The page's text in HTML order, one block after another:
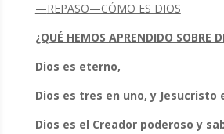
—REPASO—CÓMO ES DIOS
¿QUÉ HEMOS APRENDIDO SOBRE
Dios es eterno,
Dios es tres en uno, y Jesucristo
Dios es el Creador poderoso y